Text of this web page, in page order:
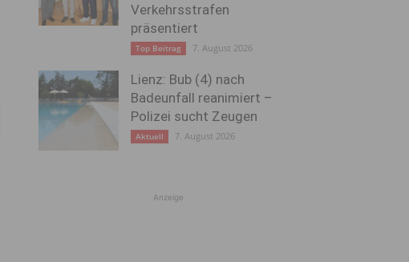
Verkehrsstrafen
präsentiert
Top Beitrag 7. August 2026
Lienz: Bub (4) nach
Badeunfall reanimiert –
Polizei sucht Zeugen
Aktuell 7. August 2026
Anzeige